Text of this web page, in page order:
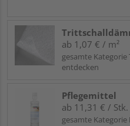
ab 1,07 € / m²
gesamte
entdecken
Pflegemittel
ab 11,31 € / Stk.
gesamte